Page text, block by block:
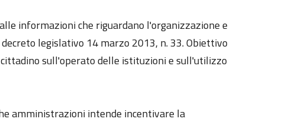
informazioni che riguardano l'organizzazione e
legislativo 14 marzo 2013, n. 33. Obiettivo
sull'operato delle istituzioni e sull'utilizzo
amministrazioni intende incentivare la